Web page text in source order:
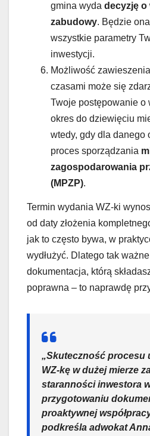
gmina wyda decyzję o
zabudowy. Będzie
wszystkie parametry
inwestycji.
Możliwość
czasami może się
Twoje postępowanie o
okres do dziewięciu
wtedy, gdy dla danego
proces sporządzania
zagospodarowania
(MPZP).
Termin wydania WZ-ki
od daty złożenia
jak to często bywa, w
wydłużyć. Dlatego tak
dokumentacja, którą
poprawna – to naprawdę
„Skuteczność procesu
WZ-kę w dużej mierze
staranności inwestora
przygotowaniu
proaktywnej
podkreśla adwokat